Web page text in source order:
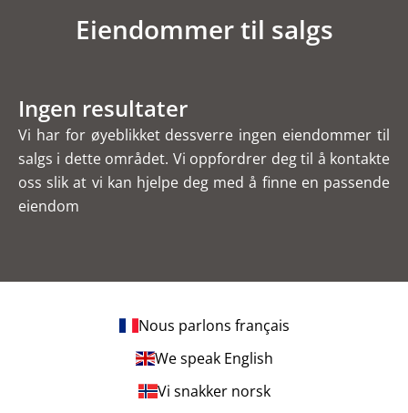
Eiendommer til salgs
Ingen resultater
Vi har for øyeblikket dessverre ingen eiendommer til
salgs i dette området. Vi oppfordrer deg til å kontakte
oss slik at vi kan hjelpe deg med å finne en passende
eiendom
Nous parlons français
We speak English
Vi snakker norsk